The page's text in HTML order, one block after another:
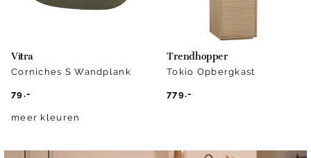
Vitra
Corniches S Wandplank
79.-
meer kleuren
Trendhopper
Tokio Opbergkast
779.-